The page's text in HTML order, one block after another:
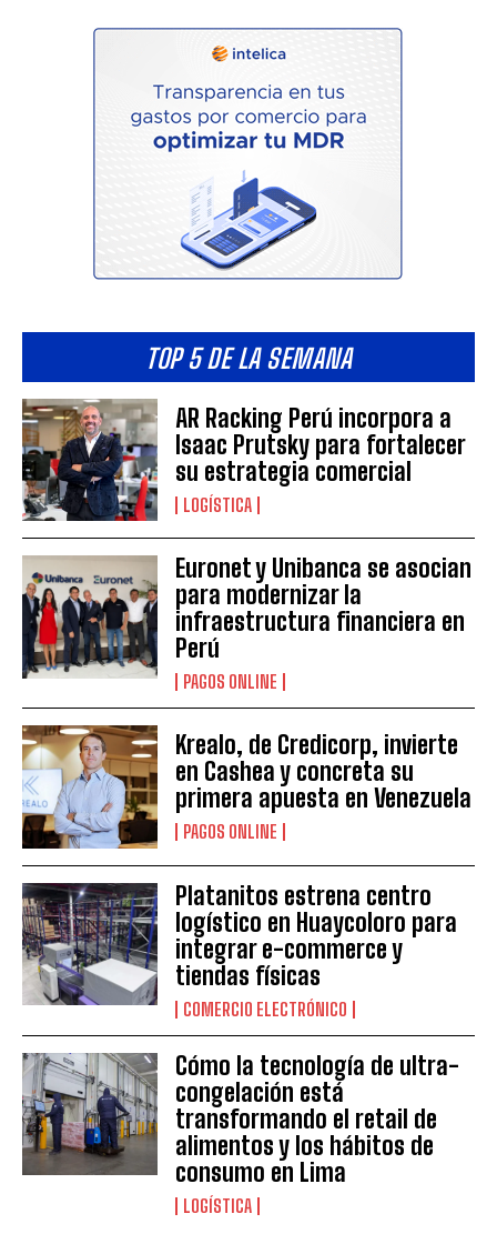
TOP 5 DE LA SEMANA
AR Racking Perú incorpora a
Isaac Prutsky para fortalecer
su estrategia comercial
LOGÍSTICA
Euronet y Unibanca se asocian
para modernizar la
infraestructura financiera en
Perú
PAGOS ONLINE
Krealo, de Credicorp, invierte
en Cashea y concreta su
primera apuesta en Venezuela
PAGOS ONLINE
Platanitos estrena centro
logístico en Huaycoloro para
integrar e-commerce y
tiendas físicas
COMERCIO ELECTRÓNICO
Cómo la tecnología de ultra-
congelación está
transformando el retail de
alimentos y los hábitos de
consumo en Lima
LOGÍSTICA